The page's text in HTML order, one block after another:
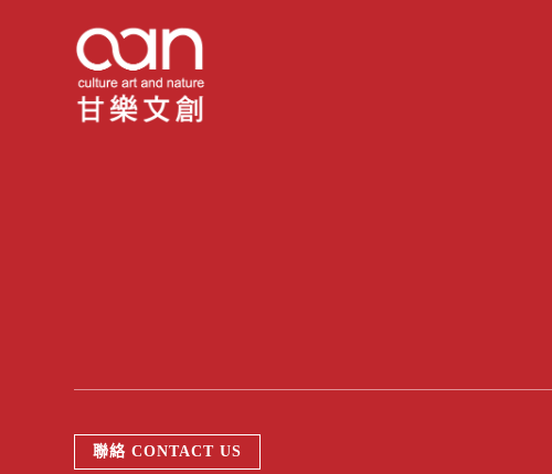
聯絡 CONTACT US